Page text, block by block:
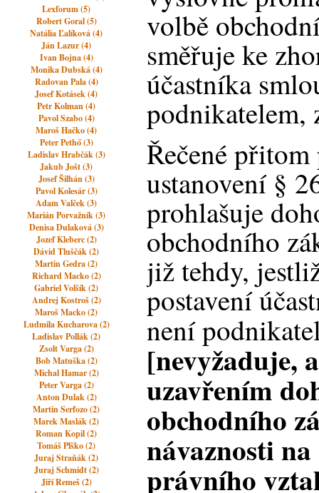
Lexforum (5)
Robert Goral (5)
Natália Ľalíková (4)
Ján Lazur (4)
Ivan Bojna (4)
Monika Dubská (4)
Radovan Pala (4)
Josef Kotásek (4)
Petr Kolman (4)
Pavol Szabo (4)
Maroš Hačko (4)
Peter Pethő (3)
Ladislav Hrabčák (3)
Jakub Jošt (3)
Josef Šilhán (3)
Pavol Kolesár (3)
Adam Valček (3)
Marián Porvažník (3)
Denisa Dulaková (3)
Jozef Kleberc (2)
Dávid Tluščák (2)
Martin Gedra (2)
Richard Macko (2)
Gabriel Volšík (2)
Andrej Kostroš (2)
Maroš Macko (2)
Ludmila Kucharova (2)
Ladislav Pollák (2)
Zsolt Varga (2)
Bob Matuška (2)
Michal Hamar (2)
Peter Varga (2)
Anton Dulak (2)
Martin Serfozo (2)
Marek Maslák (2)
Roman Kopil (2)
Tomáš Plško (2)
Juraj Straňák (2)
Juraj Schmidt (2)
Jiří Remeš (2)
volbě
směřuje ke
účastníka
podnikatelem,
Řečené
ustanovení §
prohlašuje
obchodního
již tehdy,
postavení
není
[nevyžaduje,
uzavřením
obchodního
návaznosti na
právního